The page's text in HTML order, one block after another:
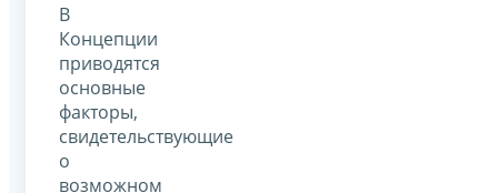
В
Концепции
приводятся
основные
факторы,
свидетельствующие
о
возможном